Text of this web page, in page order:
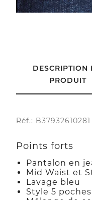
DESCRIPTION
PRODUIT
Réf.: B37932610281
Points forts
Pantalon en
Mid Waist et
Lavage bleu
Style 5 poches